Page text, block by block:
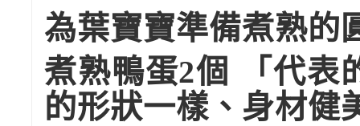
為葉寶寶準備煮熟
煮熟鴨蛋2個 「代表
的形狀一樣、身材健